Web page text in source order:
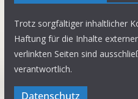
Trotz sorgfältiger inhaltlicher
Haftung für die Inhalte
verlinkten Seiten sind
verantwortlich.
Datenschutz